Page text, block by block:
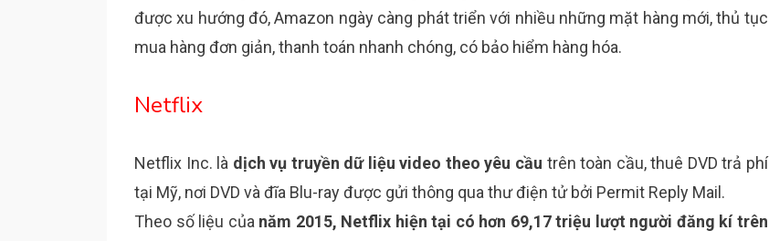
được xu hướng đó, Amazon ngày càng phát triển với nhiều những mặt hàng mới, thủ tục
mua hàng đơn giản, thanh toán nhanh chóng, có bảo hiểm hàng hóa.
Netflix
Netflix Inc. là dịch vụ truyền dữ liệu video theo yêu cầu trên toàn cầu, thuê DVD trả phí
tại Mỹ, nơi DVD và đĩa Blu-ray được gửi thông qua thư điện tử bởi Permit Reply Mail.
Theo số liệu của năm 2015, Netflix hiện tại có hơn 69,17 triệu lượt người đăng kí trên